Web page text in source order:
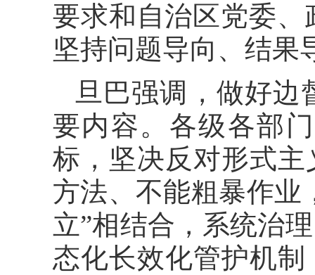
要求和自治区党委
坚持问题导向、结果
旦巴强调，做好边
要内容。各级各部
标，坚决反对形式
方法、不能粗暴作业
立”相结合，系统治
态化长效化管护机